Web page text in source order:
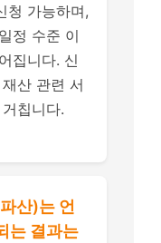
청 가능하며,
정 수준 이
집니다. 신
산 관련 서
칩니다.
산)는 언
는 결과는